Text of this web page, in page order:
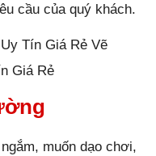
cầu của quý khách.
Vẽ
Giá Rẻ
muốn dạo chơi,